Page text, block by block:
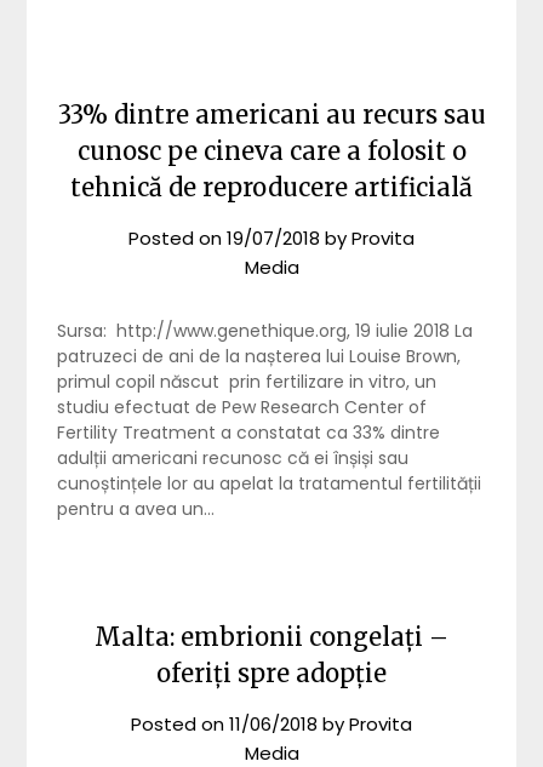
33% dintre americani au recurs sau
cunosc pe cineva care a folosit o
tehnică de reproducere artificială
Posted on19/07/2018 byProvita
Media
Sursa: http://www.genethique.org, 19 iulie 2018 La
patruzeci de ani de la nașterea lui Louise Brown,
primul copil născut prin fertilizare in vitro, un
studiu efectuat de Pew Research Center of
Fertility Treatment a constatat ca 33% dintre
adulții americani recunosc că ei înșiși sau
cunoștințele lor au apelat la tratamentul fertilității
pentru a avea un…
Malta: embrionii congelați –
oferiți spre adopție
Posted on11/06/2018 byProvita
Media